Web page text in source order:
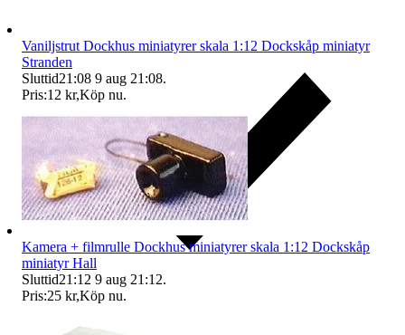
Vaniljstrut Dockhus miniatyrer skala 1:12 Dockskåp miniatyr
Stranden
Sluttid21:08 9 aug 21:08.
Pris:12 kr,Köp nu.
Kamera + filmrulle Dockhus miniatyrer skala 1:12 Dockskåp
miniatyr Hall
Sluttid21:12 9 aug 21:12.
Pris:25 kr,Köp nu.